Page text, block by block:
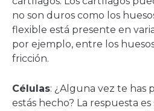
no son duros como los
flexible está presente en
por ejemplo, entre los
fricción.
Células: ¿Alguna vez te
estás hecho? La respuesta